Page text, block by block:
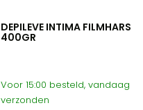
DEPILEVE INTIMA FILMHARS
400GR
Voor 15:00 besteld, vandaag
verzonden